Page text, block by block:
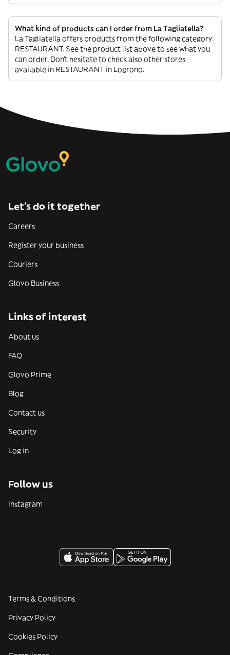
What kind of products can I order from La Tagliatella?
La Tagliatella offers products from the following category:
RESTAURANT. See the product list above to see what you
can order. Don’t hesitate to check also other stores
available in RESTAURANT in Logrono.
Let’s do it together
Careers
Register your business
Couriers
Glovo Business
Links of interest
About us
FAQ
Glovo Prime
Blog
Contact us
Security
Log in
Follow us
Instagram
Terms & Conditions
Privacy Policy
Cookies Policy